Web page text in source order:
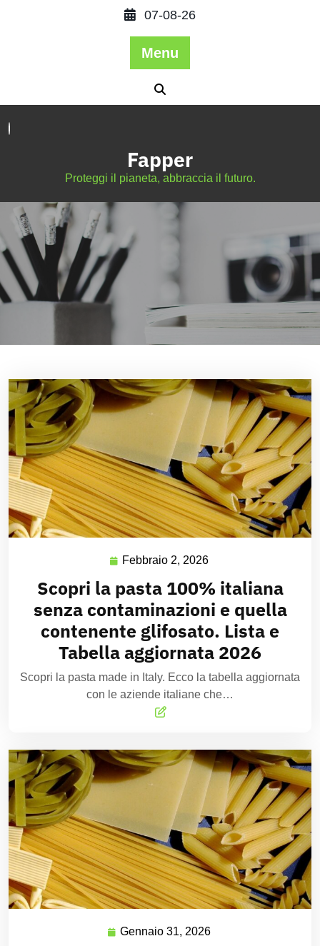
07-08-26
Menu
Fapper
Proteggi il pianeta, abbraccia il futuro.
Febbraio 2, 2026
Scopri la pasta 100% italiana
senza contaminazioni e quella
contenente glifosato. Lista e
Tabella aggiornata 2026
Scopri la pasta made in Italy. Ecco la tabella aggiornata
con le aziende italiane che…
Gennaio 31, 2026